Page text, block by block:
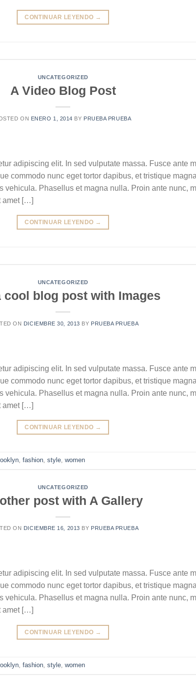
CONTINUAR LEYENDO →
UNCATEGORIZED
A Video Blog Post
ON ENERO 1, 2014 BY PRUEBA PRUEBA
adipiscing elit. In sed vulputate massa. Fusce ante
commodo nunc eget tortor dapibus, et tristique
vehicula. Phasellus et magna nulla. Proin ante nunc,
amet […]
CONTINUAR LEYENDO →
UNCATEGORIZED
cool blog post with Images
ON DICIEMBRE 30, 2013 BY PRUEBA PRUEBA
adipiscing elit. In sed vulputate massa. Fusce ante
commodo nunc eget tortor dapibus, et tristique
vehicula. Phasellus et magna nulla. Proin ante nunc,
amet […]
CONTINUAR LEYENDO →
, fashion, style, women
UNCATEGORIZED
post with A Gallery
ON DICIEMBRE 16, 2013 BY PRUEBA PRUEBA
adipiscing elit. In sed vulputate massa. Fusce ante
commodo nunc eget tortor dapibus, et tristique
vehicula. Phasellus et magna nulla. Proin ante nunc,
amet […]
CONTINUAR LEYENDO →
, fashion, style, women